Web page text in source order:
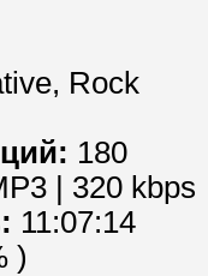
Rock
180
| 320 kbps
11:07:14
)